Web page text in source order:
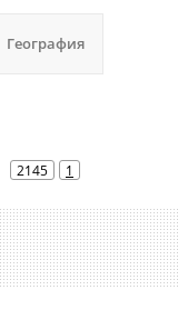
География
2145 1